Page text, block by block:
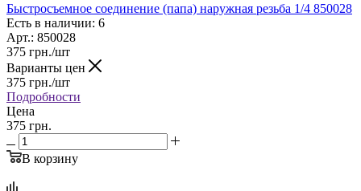
Быстросъемное соединение (папа) наружная резьба 1/4 850028
Есть в наличии: 6
Арт.: 850028
375 грн./шт
Варианты цен
375 грн./шт
Подробности
Цена
375 грн.
В корзину